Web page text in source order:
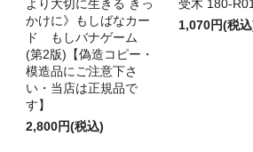
より大切に生きる きっ
かけに》もしばなカー
ド もしバナゲーム
(第2版)【偽造コピー・
模造品にご注意下さ
い・当店は正規品で
す】
2,800円(税込)
受木 180-
1,070円(税